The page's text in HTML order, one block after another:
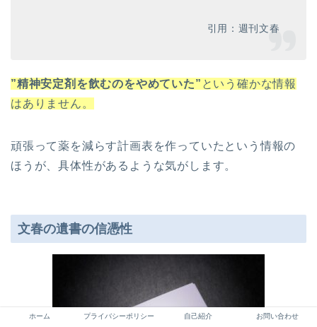
引用：週刊文春
”精神安定剤を飲むのをやめていた” という確かな情報
はありません。
頑張って薬を減らす計画表を作っていたという情報の
ほうが、具体性があるような気がします。
文春の遺書の信憑性
ホーム プライバシーポリシー 自己紹介 お問い合わせ